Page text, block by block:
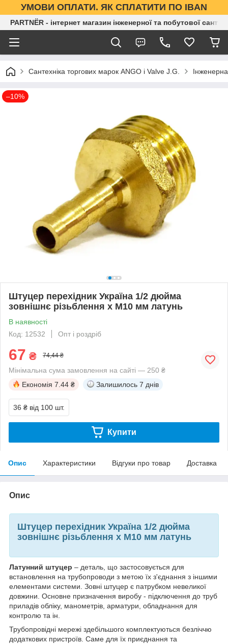
УМОВИ ОПЛАТИ. ЯК СПЛАТИТИ ПО IBAN
PARTNЁR - інтернет магазин інженерної та побутової
Сантехніка торгових марок ANGO і Valve J.G.
–10%
Штуцер перехідник Україна 1/2 дюйма
зовнішнє різьблення х М10 мм латунь
В наявності
Код: 12532
Опт і роздріб
67 ₴ 74,44 ₴
Мінімальна сума замовлення на сайті — 250 ₴
Економія 7.44 ₴ Залишилось 7 днів
36 ₴ від 100 шт.
Купити
Опис Характеристики Відгуки про товар Доставка
Опис
Штуцер перехідник Україна 1/2 дюйма
зовнішнє різьблення х М10 мм латунь
Латунний штуцер – деталь, що застосовується для
встановлення на трубопроводи з метою їх з'єднання з іншими
елементами системи. Зовні штуцер є патрубком невеликої
довжини. Основне призначення виробу - підключення до труб
приладів обліку, манометрів, арматури, обладнання для
контролю та ін.
Трубопровідні мережі здебільшого комплектуються безліччю
додаткових пристроїв. Саме для їх приєднання та